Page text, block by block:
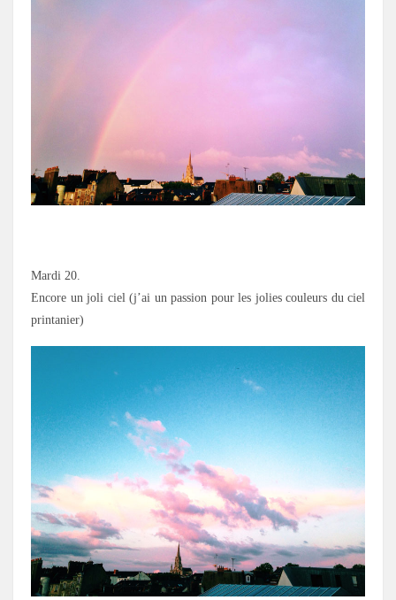
Mardi 20.
Encore un joli ciel (j’ai un passion pour les jolies couleurs du ciel
printanier)